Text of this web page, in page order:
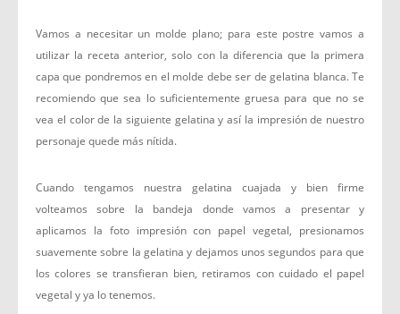
Vamos a necesitar un molde plano; para este postre vamos a
utilizar la receta anterior, solo con la diferencia que la primera
capa que pondremos en el molde debe ser de gelatina blanca. Te
recomiendo que sea lo suficientemente gruesa para que no se
vea el color de la siguiente gelatina y así la impresión de nuestro
personaje quede más nítida.
Cuando tengamos nuestra gelatina cuajada y bien firme
volteamos sobre la bandeja donde vamos a presentar y
aplicamos la foto impresión con papel vegetal, presionamos
suavemente sobre la gelatina y dejamos unos segundos para que
los colores se transfieran bien, retiramos con cuidado el papel
vegetal y ya lo tenemos.